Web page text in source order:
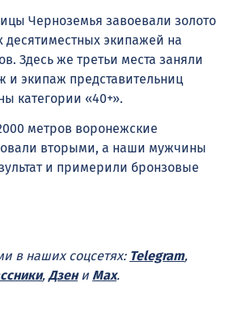
Черноземья завоевали золото
экипажей на
Здесь же третьи места заняли
и экипаж представительниц
категории «40+».
метров воронежские
вторыми, а наши мужчины
и примерили бронзовые
в наших соцсетях: Telegram,
, Дзени Max.